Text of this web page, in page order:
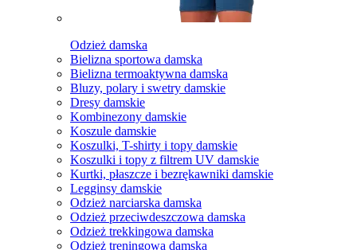
Odzież damska
Bielizna sportowa damska
Bielizna termoaktywna damska
Bluzy, polary i swetry damskie
Dresy damskie
Kombinezony damskie
Koszule damskie
Koszulki, T-shirty i topy damskie
Koszulki i topy z filtrem UV damskie
Kurtki, płaszcze i bezrękawniki damskie
Legginsy damskie
Odzież narciarska damska
Odzież przeciwdeszczowa damska
Odzież trekkingowa damska
Odzież treningowa damska